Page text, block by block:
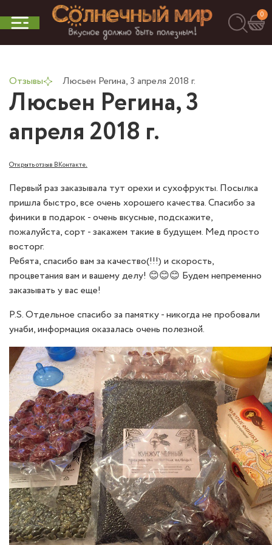
0
Отзывы Люсьен Регина, 3 апреля 2018 г.
Люсьен Регина, 3
апреля 2018 г.
Открыть отзыв ВКонтакте.
Первый раз заказывала тут орехи и сухофрукты. Посылка
пришла быстро, все очень хорошего качества. Спасибо за
финики в подарок - очень вкусные, подскажите,
пожалуйста, сорт - закажем такие в будущем. Мед просто
восторг.
Ребята, спасибо вам за качество(!!!) и скорость,
процветания вам и вашему делу! 😊😊😊 Будем непременно
заказывать у вас еще!
P.S. Отдельное спасибо за памятку - никогда не пробовали
унаби, информация оказалась очень полезной.